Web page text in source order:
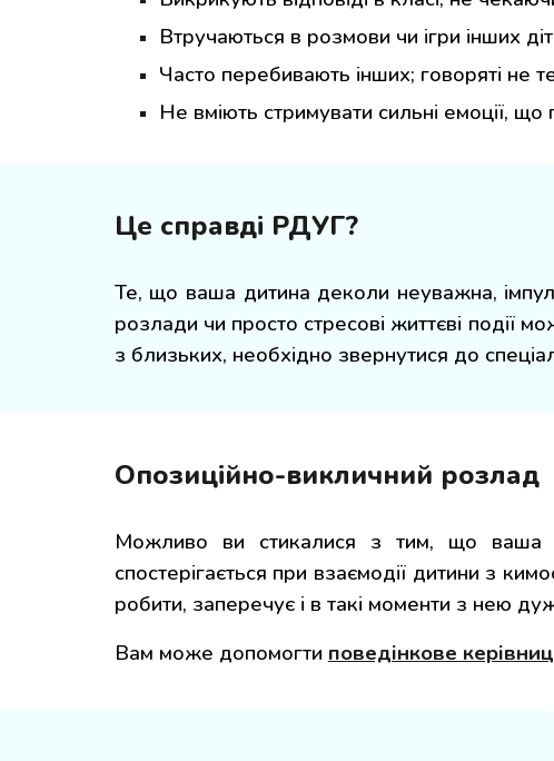
Втручаються в розмови чи ігри інших
Часто перебивають інших; говоряті не
Не вміють стримувати сильні емоції, що
Це справді РДУГ?
Те, що ваша дитина деколи неуважна,
розлади чи просто стресові життєві події
з близьких, необхідно звернутися до
Опозиційно-викличний розлад
Можливо ви стикалися з тим, що ваша
спостерігається при взаємодії дитини з
робити, заперечує і в такі моменти з нею
Вам може допомогти поведінкове